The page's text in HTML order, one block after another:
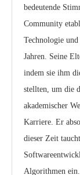
bedeutende
Community
Technologie
Jahren. Seine
indem sie ihm
stellten, um die
akademischer
Karriere. Er
dieser Zeit
Algorithmen